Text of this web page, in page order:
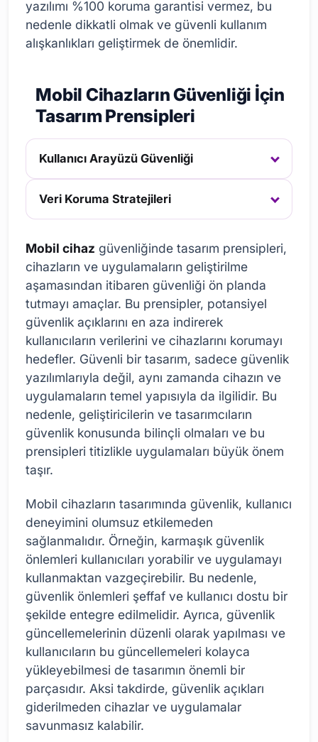
yazılımı %100 koruma garantisi vermez, bu
nedenle dikkatli olmak ve güvenli kullanım
alışkanlıkları geliştirmek de önemlidir.
Mobil Cihazların Güvenliği İçin
Tasarım Prensipleri
Kullanıcı Arayüzü Güvenliği
Veri Koruma Stratejileri
Mobil cihaz güvenliğinde tasarım prensipleri,
cihazların ve uygulamaların geliştirilme
aşamasından itibaren güvenliği ön planda
tutmayı amaçlar. Bu prensipler, potansiyel
güvenlik açıklarını en aza indirerek
kullanıcıların verilerini ve cihazlarını korumayı
hedefler. Güvenli bir tasarım, sadece güvenlik
yazılımlarıyla değil, aynı zamanda cihazın ve
uygulamaların temel yapısıyla da ilgilidir. Bu
nedenle, geliştiricilerin ve tasarımcıların
güvenlik konusunda bilinçli olmaları ve bu
prensipleri titizlikle uygulamaları büyük önem
taşır.
Mobil cihazların tasarımında güvenlik, kullanıcı
deneyimini olumsuz etkilemeden
sağlanmalıdır. Örneğin, karmaşık güvenlik
önlemleri kullanıcıları yorabilir ve uygulamayı
kullanmaktan vazgeçirebilir. Bu nedenle,
güvenlik önlemleri şeffaf ve kullanıcı dostu bir
şekilde entegre edilmelidir. Ayrıca, güvenlik
güncellemelerinin düzenli olarak yapılması ve
kullanıcıların bu güncellemeleri kolayca
yükleyebilmesi de tasarımın önemli bir
parçasıdır. Aksi takdirde, güvenlik açıkları
giderilmeden cihazlar ve uygulamalar
savunmasız kalabilir.